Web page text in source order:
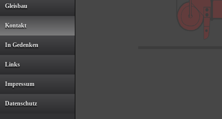
Gleisbau
Kontakt
In Gedenken
Links
Impressum
Datenschutz